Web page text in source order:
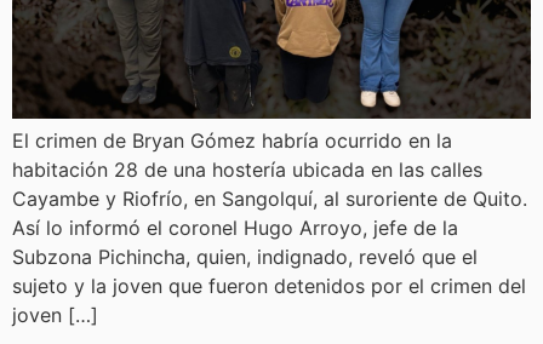
El crimen de Bryan Gómez habría ocurrido en la
habitación 28 de una hostería ubicada en las calles
Cayambe y Riofrío, en Sangolquí, al suroriente de Quito.
Así lo informó el coronel Hugo Arroyo, jefe de la
Subzona Pichincha, quien, indignado, reveló que el
sujeto y la joven que fueron detenidos por el crimen del
joven […]